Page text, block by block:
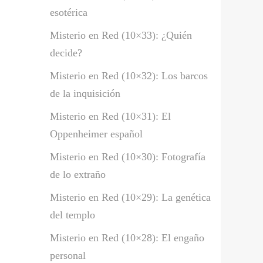
esotérica
Misterio en Red (10×33): ¿Quién
decide?
Misterio en Red (10×32): Los barcos
de la inquisición
Misterio en Red (10×31): El
Oppenheimer español
Misterio en Red (10×30): Fotografía
de lo extraño
Misterio en Red (10×29): La genética
del templo
Misterio en Red (10×28): El engaño
personal